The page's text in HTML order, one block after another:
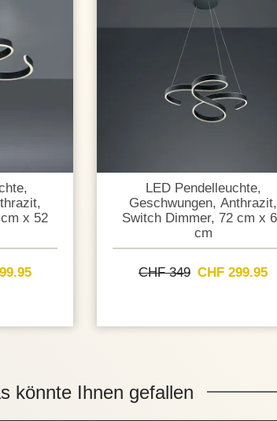
x 52
LED Pendelleuchte,
Geschwungen, Anthrazit,
Switch Dimmer, 72 cm x
cm
CHF 349 CHF 299.95
könnte Ihnen gefallen